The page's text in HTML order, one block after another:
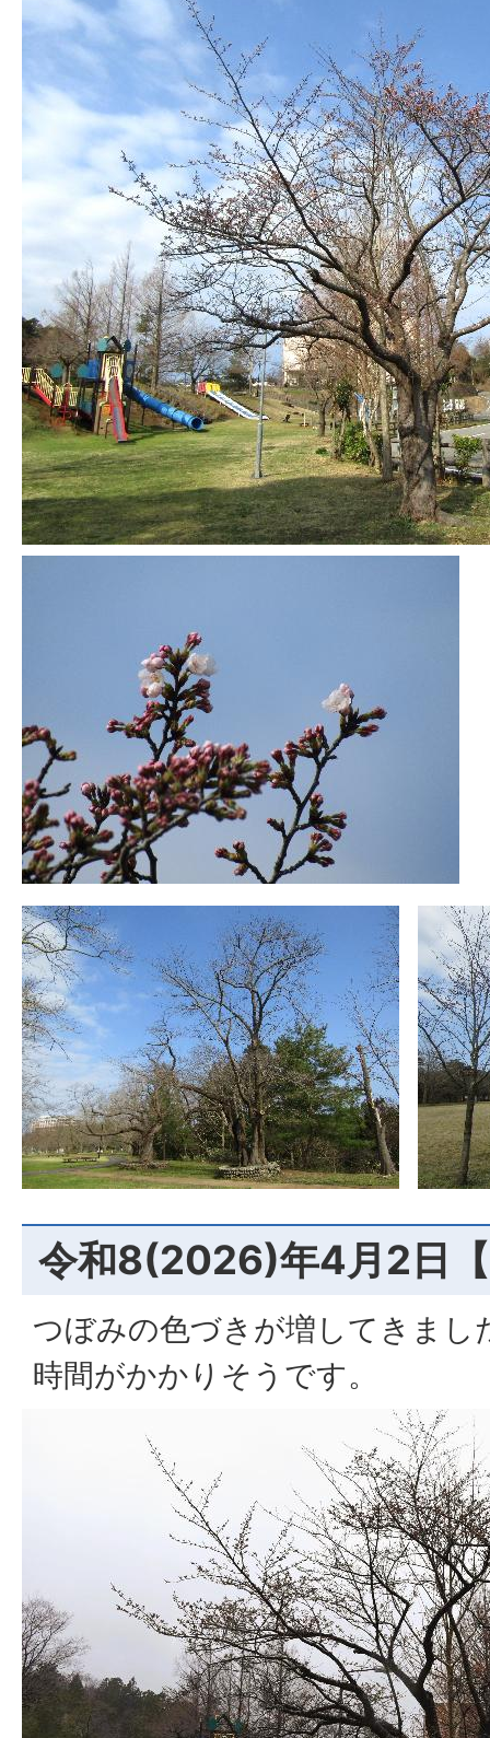
令和8(2026)年4月2日
つぼみの色づきが増してきまし
時間がかかりそうです。